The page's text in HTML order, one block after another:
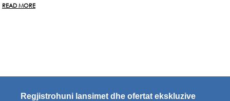
dhe jasemin, duke shtuar një prekje romantike dhe femërore. Baza
READ MORE
Regjistrohuni lansimet dhe ofertat ekskluzive